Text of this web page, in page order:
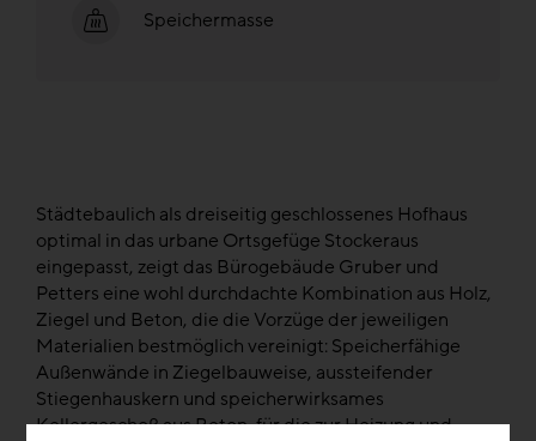
Speichermasse
Städtebaulich als dreiseitig geschlossenes Hofhaus
optimal in das urbane Ortsgefüge Stockeraus
eingepasst, zeigt das Bürogebäude Gruber und
Petters eine wohl durchdachte Kombination aus Holz,
Ziegel und Beton, die die Vorzüge der jeweiligen
Materialien bestmöglich vereinigt: Speicherfähige
Außenwände in Ziegelbauweise, aussteifender
Stiegenhauskern und speicherwirksames
Kellergeschoß aus Beton, für die zur Heizung und